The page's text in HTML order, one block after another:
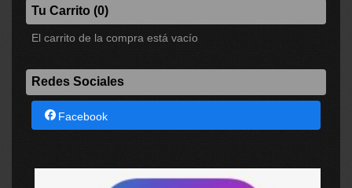
Tu Carrito (0)
El carrito de la compra está vacío
Redes Sociales
Facebook